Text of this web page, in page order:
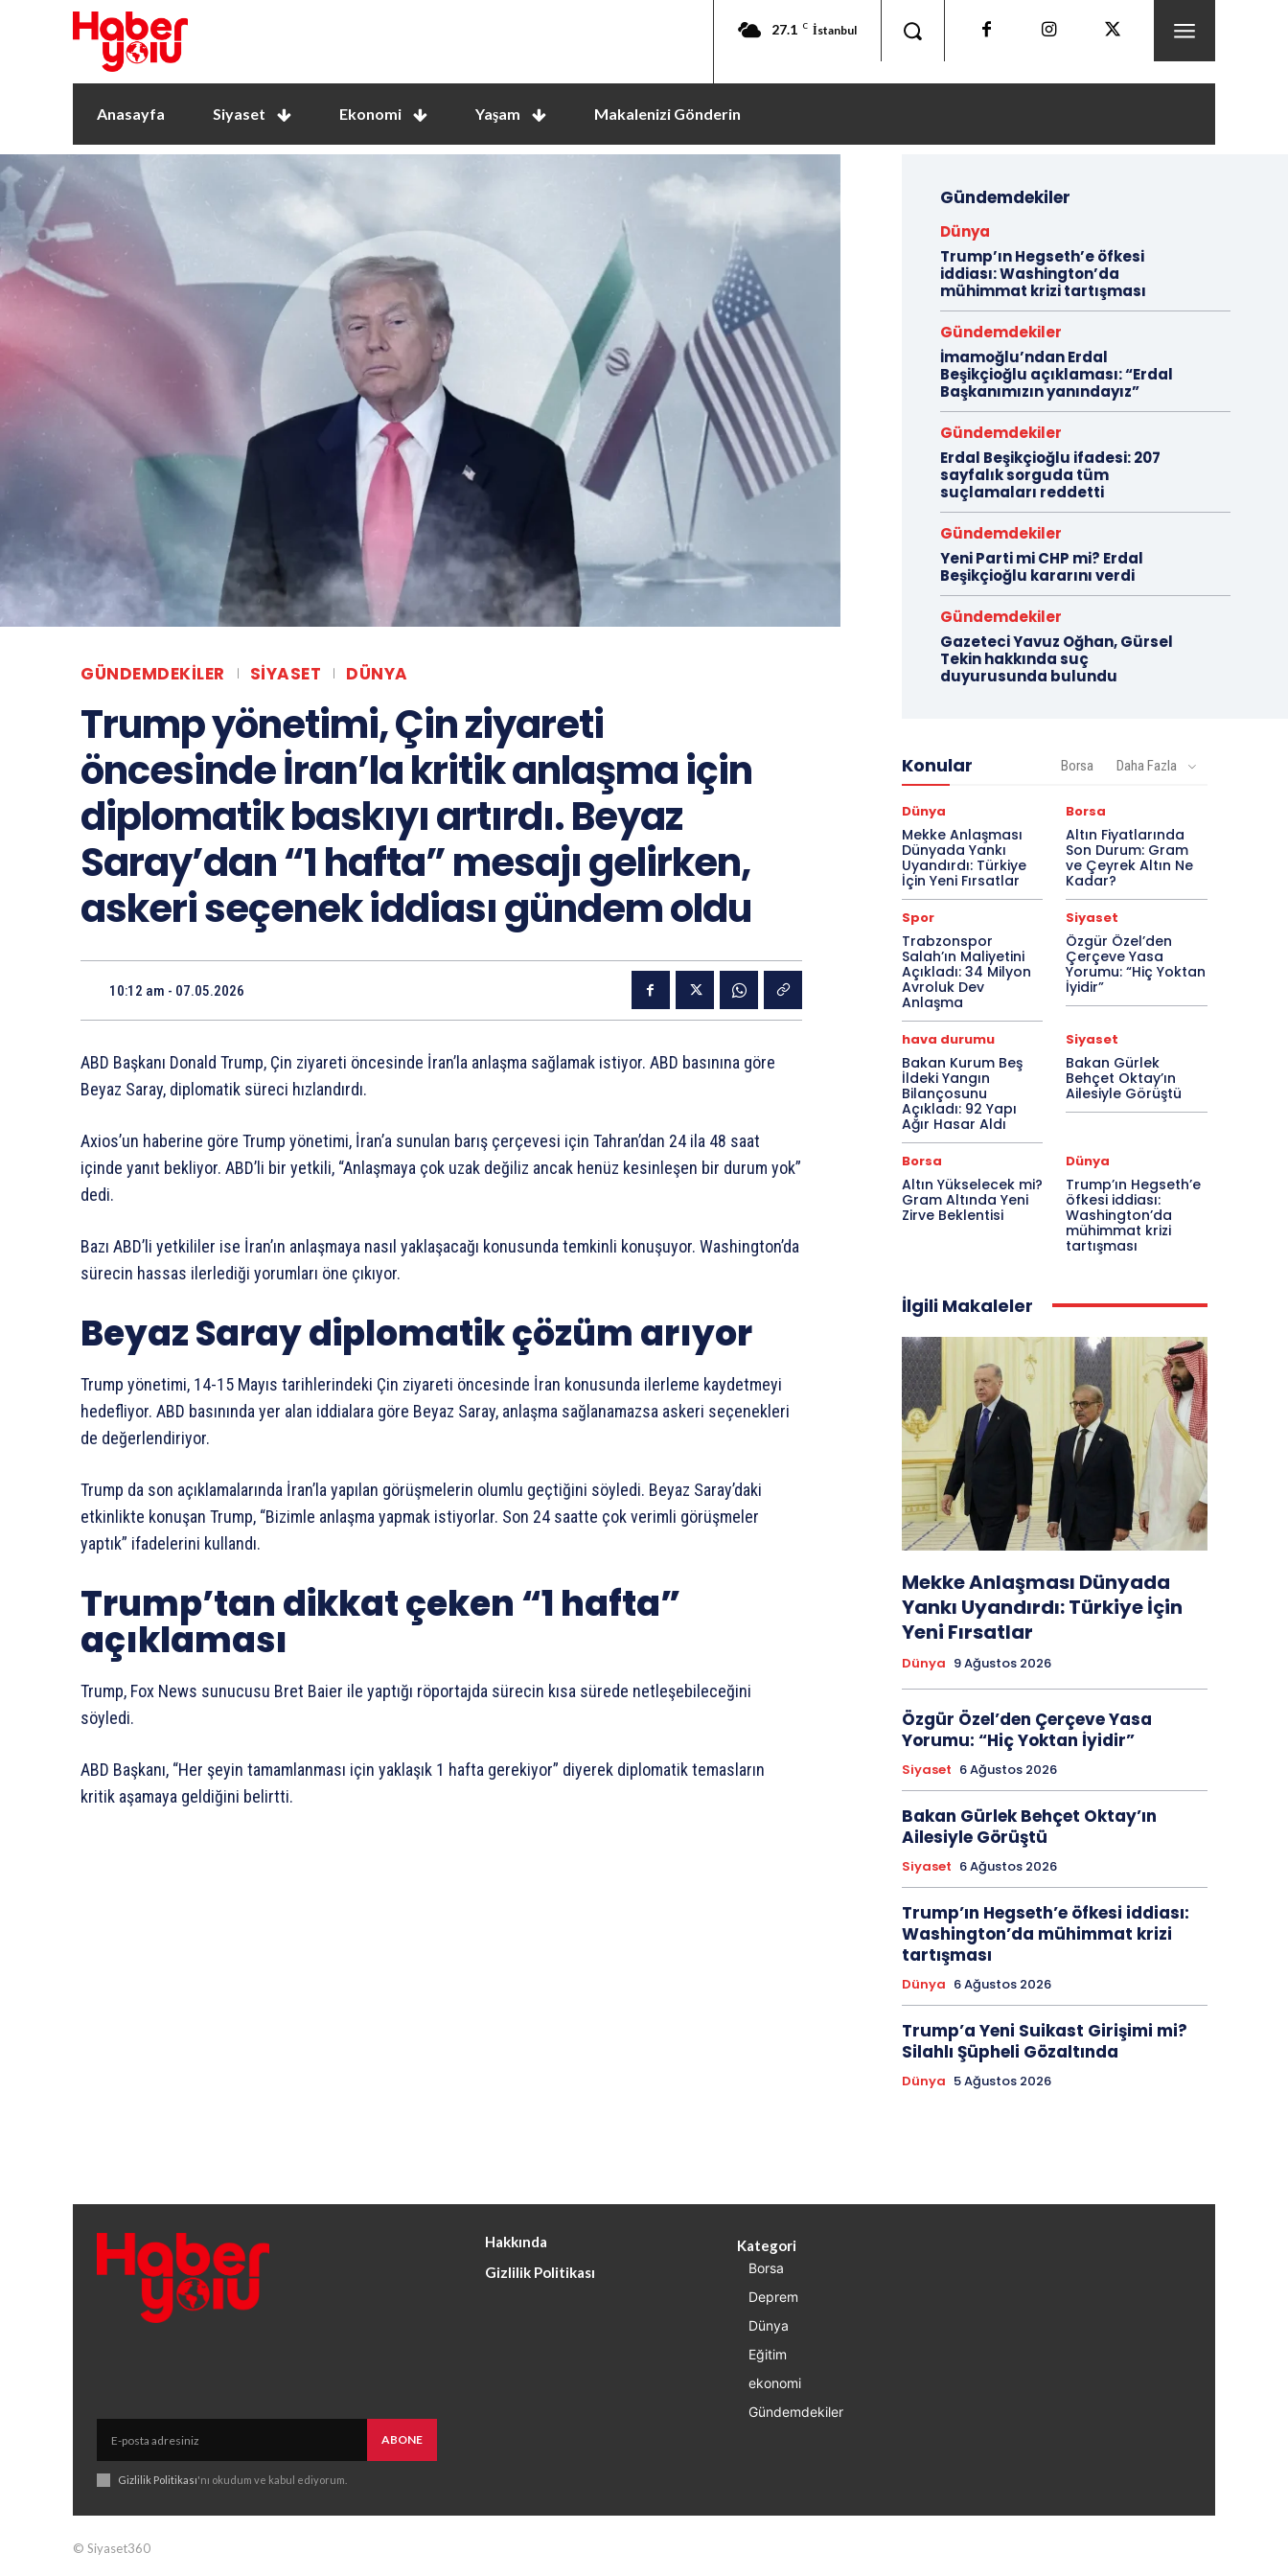
27.1 C İstanbul
Anasayfa Siyaset Ekonomi Yaşam Makalenizi Gönderin
GÜNDEMDEKILER SIYASET DÜNYA
Trump yönetimi, Çin ziyareti
öncesinde İran’la kritik anlaşma için
diplomatik baskıyı artırdı. Beyaz
Saray’dan “1 hafta” mesajı gelirken,
askeri seçenek iddiası gündem oldu
10:12 am - 07.05.2026
ABD Başkanı Donald Trump, Çin ziyareti öncesinde İran’la anlaşma sağlamak istiyor. ABD basınına göre
Beyaz Saray, diplomatik süreci hızlandırdı.
Axios’un haberine göre Trump yönetimi, İran’a sunulan barış çerçevesi için Tahran’dan 24 ila 48 saat
içinde yanıt bekliyor. ABD’li bir yetkili, “Anlaşmaya çok uzak değiliz ancak henüz kesinleşen bir durum yok”
dedi.
Bazı ABD’li yetkililer ise İran’ın anlaşmaya nasıl yaklaşacağı konusunda temkinli konuşuyor. Washington’da
sürecin hassas ilerlediği yorumları öne çıkıyor.
Beyaz Saray diplomatik çözüm arıyor
Trump yönetimi, 14-15 Mayıs tarihlerindeki Çin ziyareti öncesinde İran konusunda ilerleme kaydetmeyi
hedefliyor. ABD basınında yer alan iddialara göre Beyaz Saray, anlaşma sağlanamazsa askeri seçenekleri
de değerlendiriyor.
Trump da son açıklamalarında İran’la yapılan görüşmelerin olumlu geçtiğini söyledi. Beyaz Saray’daki
etkinlikte konuşan Trump, “Bizimle anlaşma yapmak istiyorlar. Son 24 saatte çok verimli görüşmeler
yaptık” ifadelerini kullandı.
Trump’tan dikkat çeken “1 hafta”
açıklaması
Trump, Fox News sunucusu Bret Baier ile yaptığı röportajda sürecin kısa sürede netleşebileceğini
söyledi.
ABD Başkanı, “Her şeyin tamamlanması için yaklaşık 1 hafta gerekiyor” diyerek diplomatik temasların
kritik aşamaya geldiğini belirtti.
Gündemdekiler
Dünya
Trump’ın Hegseth’e öfkesi
iddiası: Washington’da
mühimmat krizi tartışması
Gündemdekiler
İmamoğlu’ndan Erdal
Beşikçioğlu açıklaması: “Erdal
Başkanımızın yanındayız”
Gündemdekiler
Erdal Beşikçioğlu ifadesi: 207
sayfalık sorguda tüm
suçlamaları reddetti
Gündemdekiler
Yeni Parti mi CHP mi? Erdal
Beşikçioğlu kararını verdi
Gündemdekiler
Gazeteci Yavuz Oğhan, Gürsel
Tekin hakkında suç
duyurusunda bulundu
Konular Borsa Daha Fazla
Dünya
Mekke Anlaşması
Dünyada Yankı
Uyandırdı: Türkiye
İçin Yeni Fırsatlar
Borsa
Altın Fiyatlarında
Son Durum: Gram
ve Çeyrek Altın Ne
Kadar?
Spor
Trabzonspor
Salah’ın Maliyetini
Açıkladı: 34 Milyon
Avroluk Dev
Anlaşma
Siyaset
Özgür Özel’den
Çerçeve Yasa
Yorumu: “Hiç Yoktan
İyidir”
hava durumu
Bakan Kurum Beş
İldeki Yangın
Bilançosunu
Açıkladı: 92 Yapı
Ağır Hasar Aldı
Siyaset
Bakan Gürlek
Behçet Oktay’ın
Ailesiyle Görüştü
Borsa
Altın Yükselecek mi?
Gram Altında Yeni
Zirve Beklentisi
Dünya
Trump’ın Hegseth’e
öfkesi iddiası:
Washington’da
mühimmat krizi
tartışması
İlgili Makaleler
Mekke Anlaşması Dünyada
Yankı Uyandırdı: Türkiye İçin
Yeni Fırsatlar
Dünya 9 Ağustos 2026
Özgür Özel’den Çerçeve Yasa
Yorumu: “Hiç Yoktan İyidir”
Siyaset 6 Ağustos 2026
Bakan Gürlek Behçet Oktay’ın
Ailesiyle Görüştü
Siyaset 6 Ağustos 2026
Trump’ın Hegseth’e öfkesi iddiası:
Washington’da mühimmat krizi
tartışması
Dünya 6 Ağustos 2026
Trump’a Yeni Suikast Girişimi mi?
Silahlı Şüpheli Gözaltında
Dünya 5 Ağustos 2026
ABONE
Gizlilik Politikası'nı okudum ve kabul ediyorum.
Hakkında
Gizlilik Politikası
Kategori
Borsa
Deprem
Dünya
Eğitim
ekonomi
Gündemdekiler
© Siyaset360